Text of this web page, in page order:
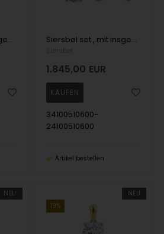
Siersbøl set , mit insgesamt 1,40 ct Top Wesselston VS2 Siersbøl set , mit insgesamt 2,00 ct Top Wesselston VS2
1.845,00 EUR
34100510600-
24100510600
Artikel bestellen
NEU
NEU
19%